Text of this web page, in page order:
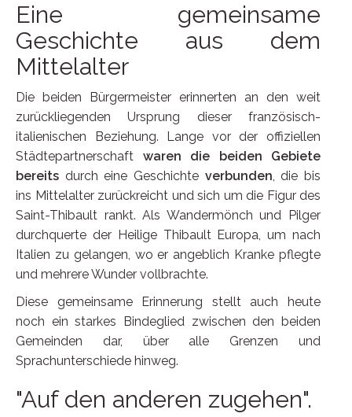
Eine gemeinsame
Geschichte aus dem
Mittelalter
Die beiden Bürgermeister erinnerten an den weit
zurückliegenden Ursprung dieser französisch-
italienischen Beziehung. Lange vor der offiziellen
Städtepartnerschaft waren die beiden Gebiete
bereits durch eine Geschichte verbunden, die bis
ins Mittelalter zurückreicht und sich um die Figur des
Saint-Thibault rankt. Als Wandermönch und Pilger
durchquerte der Heilige Thibault Europa, um nach
Italien zu gelangen, wo er angeblich Kranke pflegte
und mehrere Wunder vollbrachte.
Diese gemeinsame Erinnerung stellt auch heute
noch ein starkes Bindeglied zwischen den beiden
Gemeinden dar, über alle Grenzen und
Sprachunterschiede hinweg.
"Auf den anderen zugehen".